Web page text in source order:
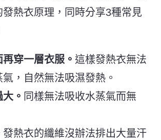
發熱衣原理，同時分享3種常見
穿一層衣服。 這樣發熱衣無法
，自然無法吸濕發熱。
。 同樣無法吸收水蒸氣而無
發熱衣的纖維沒辦法排出大量汗